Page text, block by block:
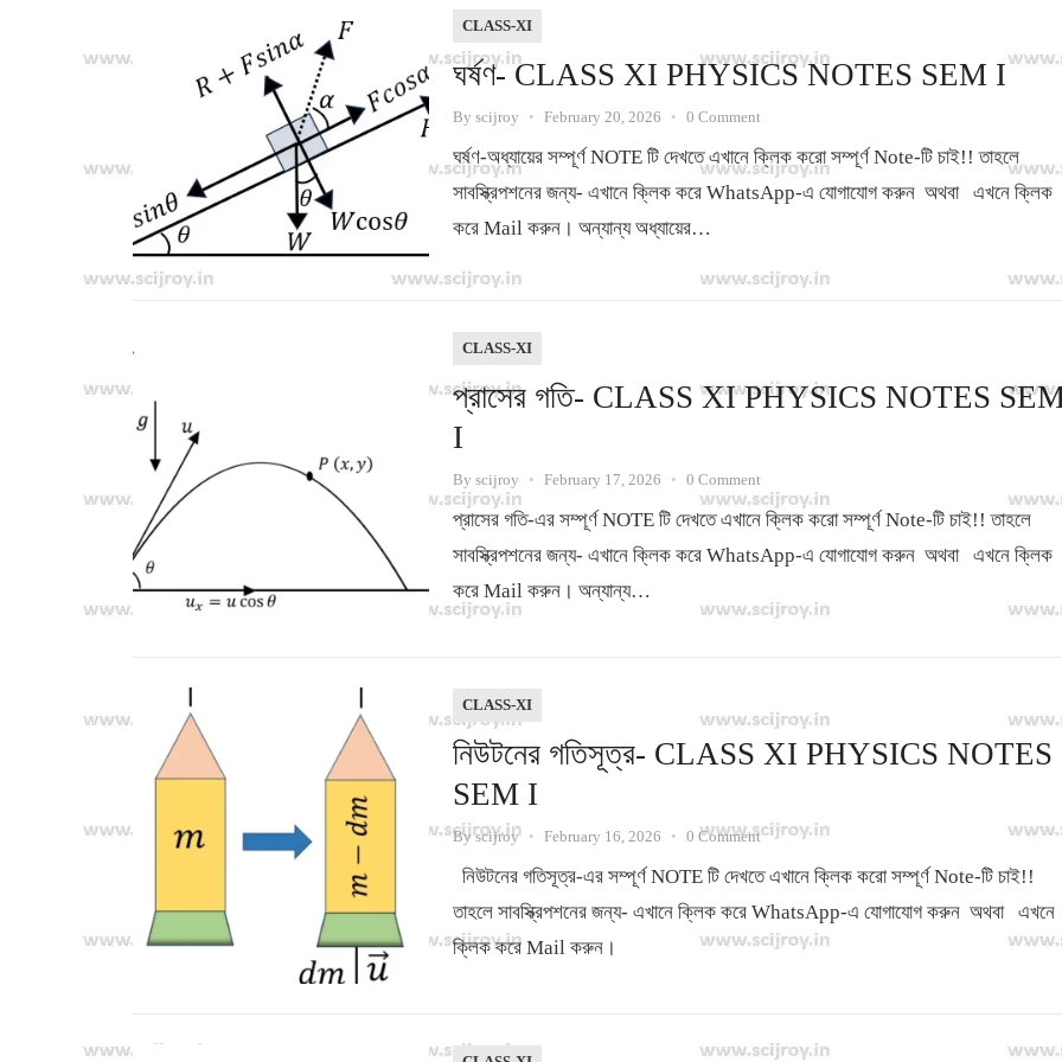
CLASS-XI
ঘর্ষণ- CLASS XI PHYSICS NOTES SEM I
By scijroy • February 20, 2026 • 0 Comment
ঘর্ষণ-অধ্যায়ের সম্পূর্ণ NOTE টি দেখতে এখানে ক্লিক করো সম্পূর্ণ Note-টি চাই!! তাহলে
সাবস্ক্রিপশনের জন্য- এখানে ক্লিক করে WhatsApp-এ যোগাযোগ করুন অথবা এখনে ক্লিক
করে Mail করুন। অন্যান্য অধ্যায়ের…
CLASS-XI
প্রাসের গতি- CLASS XI PHYSICS NOTES
I
By scijroy • February 17, 2026 • 0 Comment
প্রাসের গতি-এর সম্পূর্ণ NOTE টি দেখতে এখানে ক্লিক করো সম্পূর্ণ Note-টি চাই!! তাহলে
সাবস্ক্রিপশনের জন্য- এখানে ক্লিক করে WhatsApp-এ যোগাযোগ করুন অথবা এখনে ক্লিক
করে Mail করুন। অন্যান্য…
CLASS-XI
নিউটনের গতিসূত্র- CLASS XI PHYSICS NOTES
SEM I
Byscijroy • February 16, 2026 • 0 Comment
নিউটনের গতিসূত্র-এর সম্পূর্ণ NOTE টি দেখতে এখানে ক্লিক করো সম্পূর্ণ Note-টি চাই!!
তাহলে সাবস্ক্রিপশনের জন্য- এখানে ক্লিক করে WhatsApp-এ যোগাযোগ করুন অথবা এখনে
ক্লিক করে Mail করুন।